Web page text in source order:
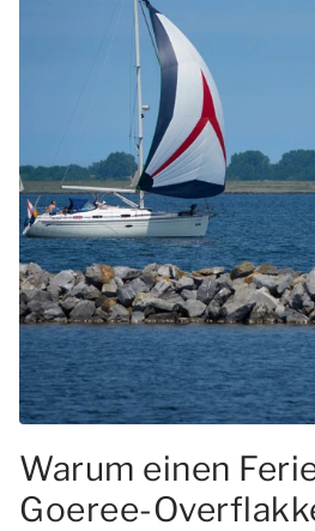
Warum einen
Goeree-